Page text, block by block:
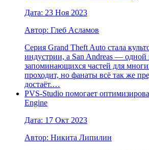
Дата: 23 Ноя 2023
Автор: Глеб Асламов
Серия Grand Theft Auto стала
индустрии, а San Andreas — одной
запоминающихся частей для
проходит, но фанаты всё так же
достаёт.…
PVS-Studio помогает
Engine
Дата: 17 Окт 2023
Автор: Никита Липилин